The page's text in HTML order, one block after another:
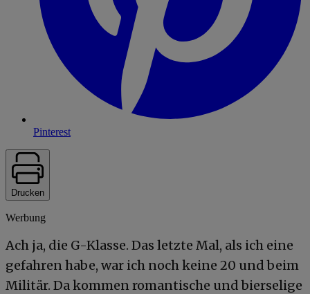
Pinterest
Drucken
Werbung
Ach ja, die G-Klasse. Das letzte Mal, als ich eine
gefahren habe, war ich noch keine 20 und beim
Militär. Da kommen romantische und bierselige